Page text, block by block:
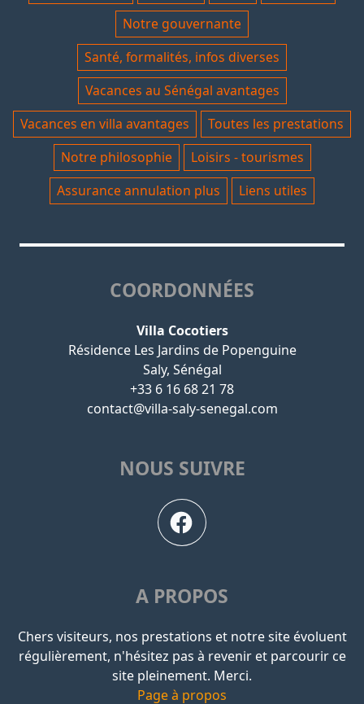
Notre gouvernante
Santé, formalités, infos diverses
Vacances au Sénégal avantages
Vacances en villa avantages
Toutes les prestations
Notre philosophie
Loisirs - tourismes
Assurance annulation plus
Liens utiles
COORDONNÉES
Villa Cocotiers
Résidence Les Jardins de Popenguine
Saly, Sénégal
+33 6 16 68 21 78
contact@villa-saly-senegal.com
NOUS SUIVRE
A PROPOS
Chers visiteurs, nos prestations et notre site évoluent
régulièrement, n'hésitez pas à revenir et parcourir ce
site pleinement. Merci.
Page à propos